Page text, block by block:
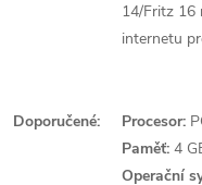
14/Fritz 16
internetu
Doporučené: Procesor:
Paměť: 4
Operační